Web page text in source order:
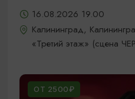
16.08.2026 19.00
Калининград,
«Третий этаж» (сцена
ОТ 2500₽